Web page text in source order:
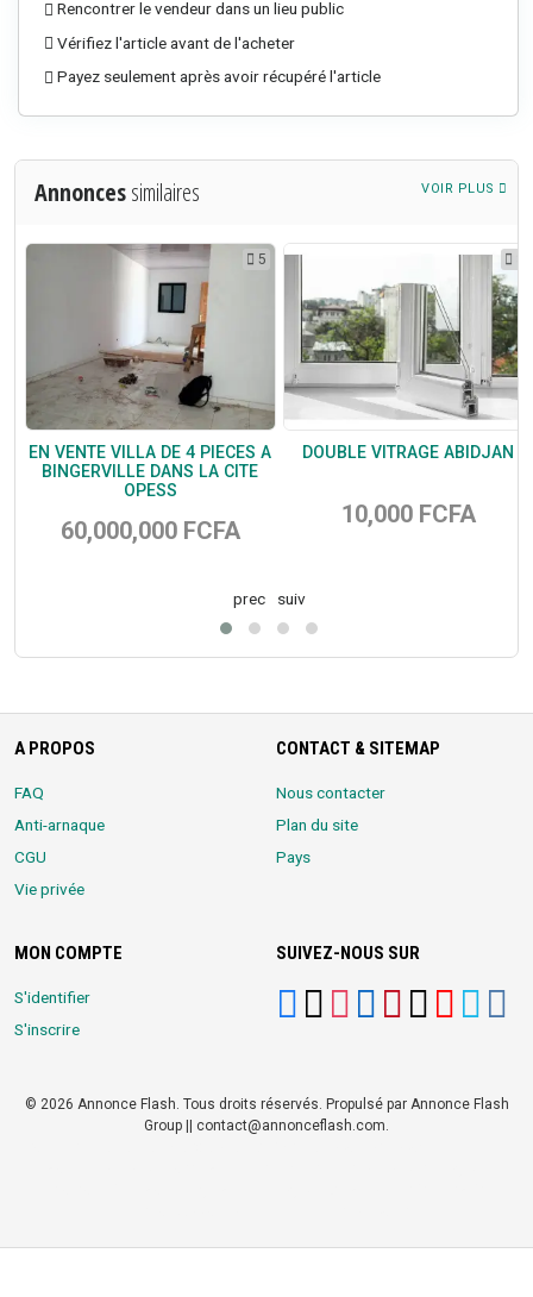
Rencontrer le vendeur dans un lieu public
Vérifiez l'article avant de l'acheter
Payez seulement après avoir récupéré l'article
Annoncessimilaires VOIR PLUS
5
EN VENTE VILLA DE 4 PIECES A
BINGERVILLE DANS LA CITE
OPESS
60,000,000 FCFA
DOUBLE VITRAGE ABIDJAN
10,000 FCFA
prec suiv
A PROPOS
FAQ
Anti-arnaque
CGU
Vie privée
CONTACT & SITEMAP
Nous contacter
Plan du site
Pays
MON COMPTE
S'identifier
S'inscrire
SUIVEZ-NOUS SUR
© 2026 Annonce Flash. Tous droits réservés. Propulsé par Annonce Flash
Group || contact@annonceflash.com.